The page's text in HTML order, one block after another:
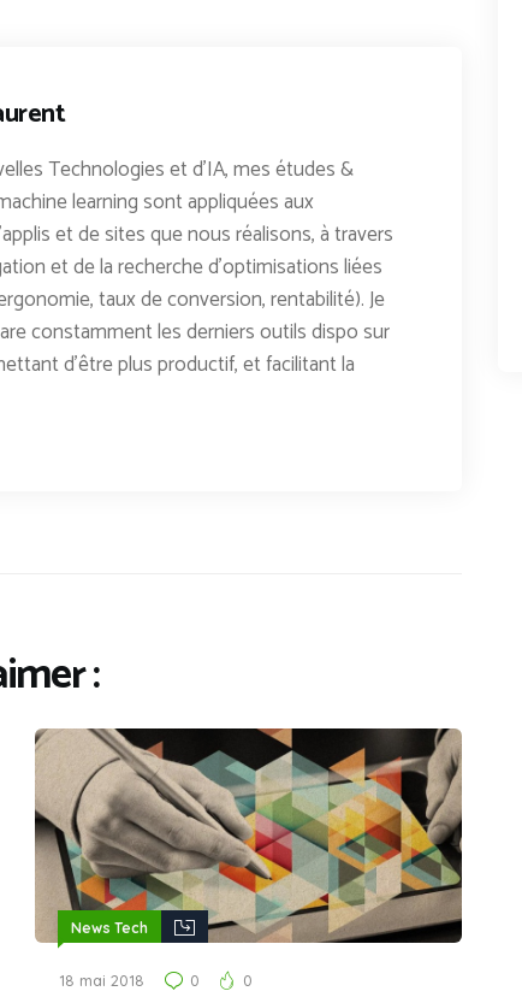
Technologies et d'IA, mes études &
learning sont appliquées aux
et de sites que nous réalisons, à travers
et de la recherche d'optimisations liées
taux de conversion, rentabilité). Je
constamment les derniers outils dispo sur
d'être plus productif, et facilitant la
:
News Tech
18 mai 2018 0 0